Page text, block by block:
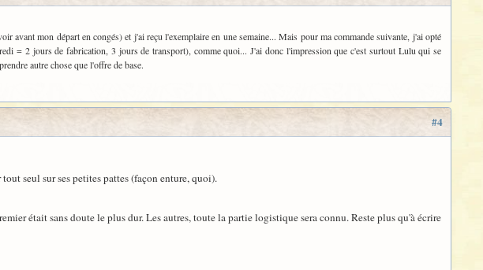
avant mon départ en congés) et j'ai reçu l'exemplaire en une semaine... Mais pour ma commande suivante, j'ai opté
= 2 jours de fabrication, 3 jours de transport), comme quoi... J'ai donc l'impression que c'est surtout Lulu qui se
autre chose que l'offre de base.
#4
seul sur ses petites pattes (façon enture, quoi).
était sans doute le plus dur. Les autres, toute la partie logistique sera connu. Reste plus qu'à écrire